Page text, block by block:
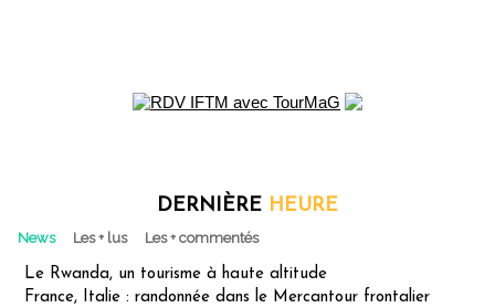
DERNIÈRE HEURE
News Les + lus Les + commentés
Le Rwanda, un tourisme à haute altitude
France, Italie : randonnée dans le Mercantour frontalier